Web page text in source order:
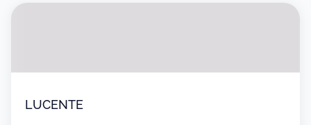
LUCENTE